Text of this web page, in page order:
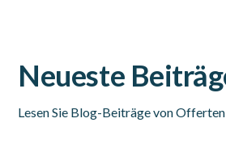
Neueste
Lesen Sie Blog-Beiträge von